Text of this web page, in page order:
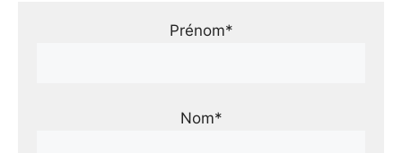
Prénom*
Nom*